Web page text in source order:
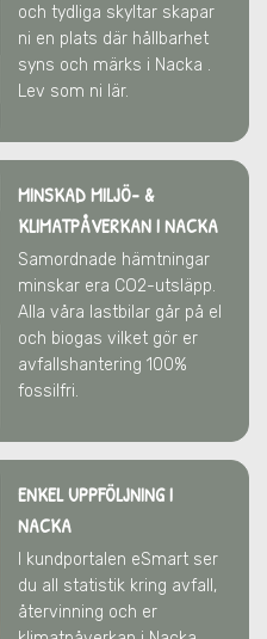
och tydliga skyltar skapar
ni en plats där hållbarhet
syns och märks i Nacka .
Lev som ni lär.
MINSKAD MILJÖ- &
KLIMATPÅVERKANI NACKA
Samordnade hämtningar
minskar era CO2-utsläpp.
Alla våra lastbilar går på el
och biogas vilket gör er
avfallshantering 100%
fossilfri.
ENKEL UPPFÖLJNING I
NACKA
I kundportalen eSmart ser
du all statistik kring avfall,
återvinning och er